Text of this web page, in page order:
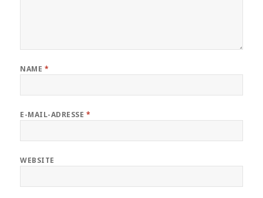
NAME *
E-MAIL-ADRESSE *
WEBSITE